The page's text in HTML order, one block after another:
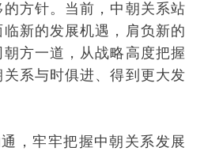
方针。当前，中朝关系站
新的发展机遇，肩负新的
方一道，从战略高度把握
系与时俱进、得到更大发
，牢牢把握中朝关系发展